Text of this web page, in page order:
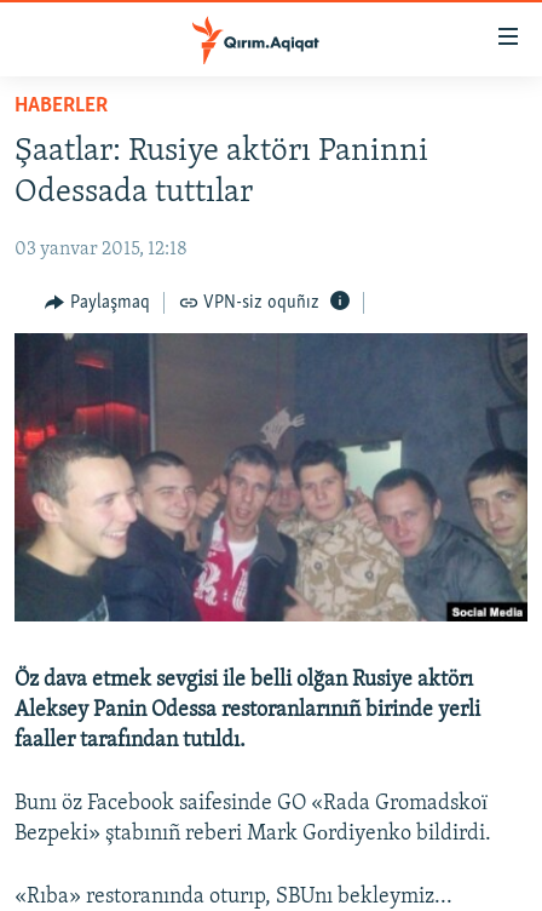
Esas
qaytmaq
Baş
qaytmaq
qaytmaq
HABERLER
SİYASET
CEMİYET
MEDENİYET
İNSAN AQLARI
VİDEO
SÜRET
BLOGLAR
FİKİR
Русский
Українською
QOŞULIÑIZ!
RFE/RS bütün saytları
HABERLER
Şaatlar: Rusiye aktörı Paninni
Odessada tuttılar
03 yanvar 2015, 12:18
Paylaşmaq VPN-siz oquñız
Öz dava etmek sevgisi ile belli olğan Rusiye aktörı
Aleksey Panin Odessa restoranlarınıñ birinde yerli
faaller tarafından tutıldı.
Bunı öz Facebook saifesinde GO «Rada Gromadskoї
Bezpeki» ştabınıñ reberi Mark Gоrdiyenko bildirdi.
«Rıba» restoranında oturıp, SBUnı bekleymiz...